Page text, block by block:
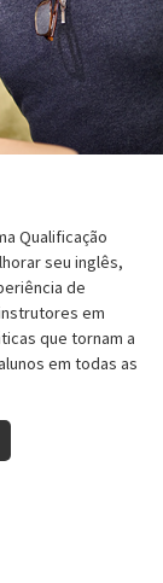
Qualificação
seu inglês,
de
em
que tornam a
em todas as